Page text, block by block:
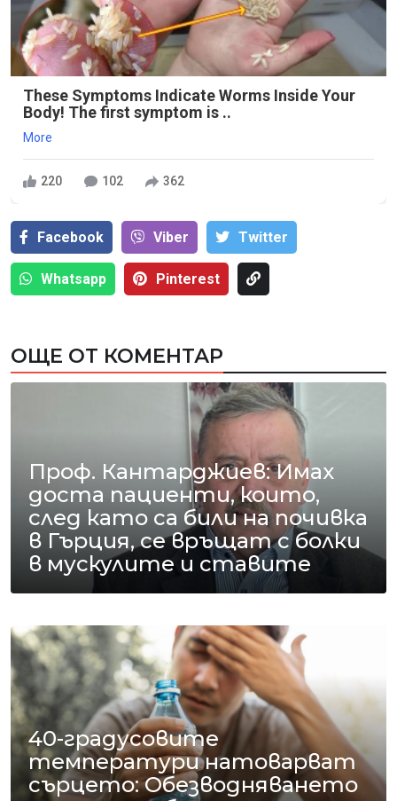
These Symptoms Indicate Worms Inside Your
Body! The first symptom is ..
More
220 102 362
Facebook Viber Тwitter
Whatsapp Pinterest
ОЩЕ ОТ КОМЕНТАР
Проф. Кантарджиев: Имах
доста пациенти, които,
след като са били на почивка
в Гърция, се връщат с болки
в мускулите и ставите
40-градусовите
температури натоварват
сърцето: Обезводняването